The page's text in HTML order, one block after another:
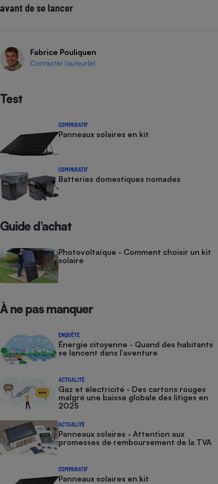
avant de se lancer
Fabrice Pouliquen
Contacter l’auteur(e)
Test
COMPARATIF
Panneaux solaires en kit
COMPARATIF
Batteries domestiques nomades
Guide d’achat
Photovoltaïque - Comment choisir un kit
solaire
À ne pas manquer
ENQUÊTE
Énergie citoyenne - Quand des habitants
se lancent dans l’aventure
ACTUALITÉ
Gaz et électricité - Des cartons rouges
malgré une baisse globale des litiges en
2025
ACTUALITÉ
Panneaux solaires - Attention aux
promesses de remboursement de la TVA
COMPARATIF
Panneaux solaires en kit